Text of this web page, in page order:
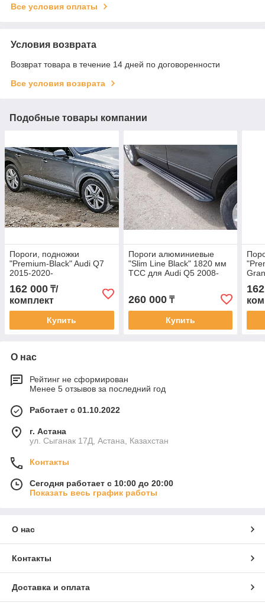
Все условия оплаты
Условия возврата
Возврат товара в течение 14 дней по договоренности
Все условия возврата
Подобные товары компании
Пороги, подножки
"Premium-Black" Audi Q7
2015-2020-
162 000 ₸/
комплект
Купить
Пороги алюминиевые
"Slim Line Black" 1820 мм
ТСС для Audi Q5 2008-
260 000₸
Купить
О нас
Рейтинг не сформирован
Менее 5 отзывов за последний год
Работает с 01.10.2022
г. Астана
ул. Сыганак 17Д, Астана, Казахстан
Контакты
Сегодня работает с 10:00 до 20:00
Показать весь график работы
О нас
Контакты
Доставка и оплата